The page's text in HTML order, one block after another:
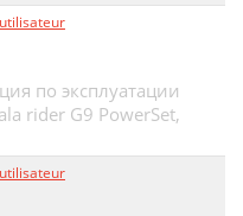
по эксплуатации
rider G9 PowerSet,